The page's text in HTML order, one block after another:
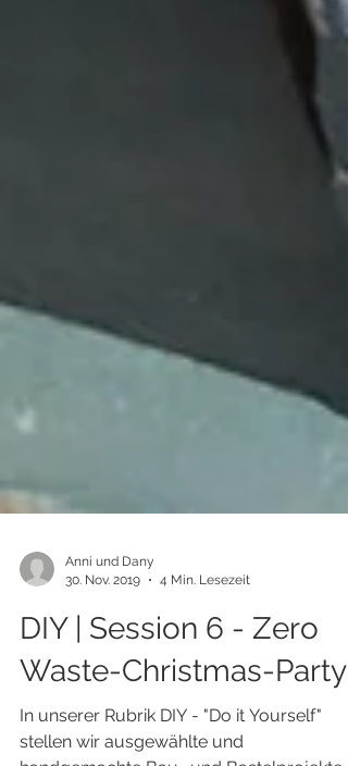
30. Nov. 2019
4 Min. Lesezeit
DIY | Session 6 - Zero
Waste-Christmas-Party
In unserer Rubrik DIY - "Do it Yourself"